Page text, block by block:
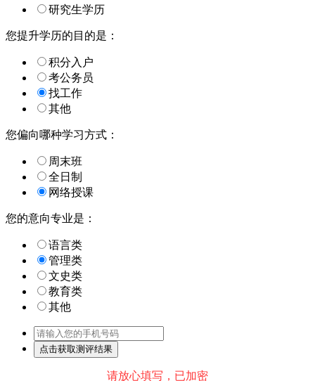
研究生学历
您提升学历的目的是：
积分入户
考公务员
找工作
其他
您偏向哪种学习方式：
周末班
全日制
网络授课
您的意向专业是：
语言类
管理类
文史类
教育类
其他
请放心填写，已加密